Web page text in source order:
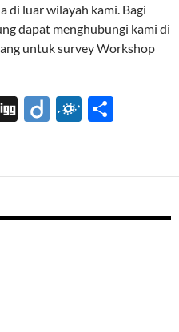
di luar wilayah kami. Bagi
dapat menghubungi kami di
untuk survey Workshop
Di Di F
d e